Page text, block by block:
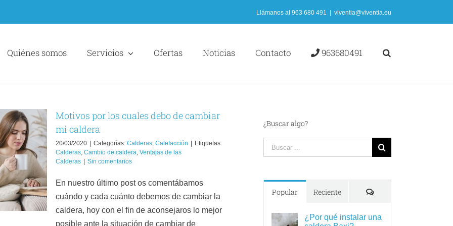
Llámanos al 963 680 491 viventia@viventia.eu
Quiénes somos Servicios Ofertas Noticias Contacto 963680491
Motivos por los cuales debo de cambiar
mi caldera
20/03/2020 Categorías: Calderas, Calefacción
Etiquetas:
Calderas, Cambio de caldera, Ventajas de las
Calderas
Sin comentarios
En nuestro último post os comentábamos
cuándo y cada cuánto debemos de cambiar la
caldera, hoy con el fin de aconsejaros lo mejor
posible ante la situación de cambiar de
¿Buscar algo?
Search
for:
Popular Reciente Comments
¿Por qué instalar una